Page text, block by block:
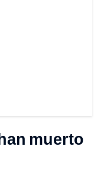
muerto